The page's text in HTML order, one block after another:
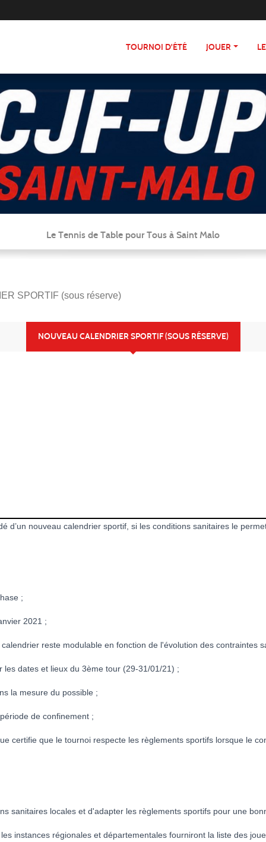
TOURNOI D'ÉTÉ JOUER
Le Tennis de Table pour Tous à Saint Malo
SPORTIF (sous réserve)
NOUVEAU CALENDRIER SPORTIF (SOUS RÉSERVE)
d’un nouveau calendrier sportif, si les conditions sanitaires le
;
2021 ;
reste modulable en fonction de l'évolution des contraintes
dates et lieux du 3ème tour (29-31/01/21) ;
la mesure du possible ;
de confinement ;
que le tournoi respecte les règlements sportifs lorsque le
locales et d'adapter les règlements sportifs pour une
régionales et départementales fourniront la liste des